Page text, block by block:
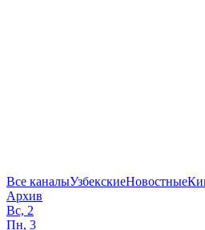
Все каналыУзбекскиеНовостные
Архив
Вс, 2
Пн, 3